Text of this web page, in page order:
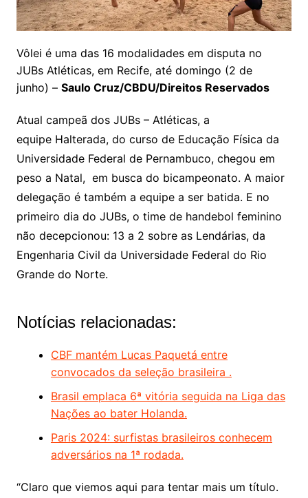
Vôlei é uma das 16 modalidades em disputa no
JUBs Atléticas, em Recife, até domingo (2 de
junho) – Saulo Cruz/CBDU/Direitos Reservados
Atual campeã dos JUBs – Atléticas, a
equipe Halterada, do curso de Educação Física da
Universidade Federal de Pernambuco, chegou em
peso a Natal, em busca do bicampeonato. A maior
delegação é também a equipe a ser batida. E no
primeiro dia do JUBs, o time de handebol feminino
não decepcionou: 13 a 2 sobre as Lendárias, da
Engenharia Civil da Universidade Federal do Rio
Grande do Norte.
Notícias relacionadas:
CBF mantém Lucas Paquetá entre
convocados da seleção brasileira .
Brasil emplaca 6ª vitória seguida na Liga das
Nações ao bater Holanda.
Paris 2024: surfistas brasileiros conhecem
adversários na 1ª rodada.
“Claro que viemos aqui para tentar mais um título.